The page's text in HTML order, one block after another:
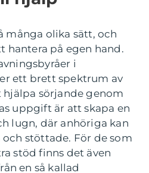
många olika sätt, och
hantera på egen hand.
i
ett brett spektrum av
sörjande genom
uppgift är att skapa en
lugn, där anhöriga kan
stöttade. För de som
stöd finns det även
en så kallad